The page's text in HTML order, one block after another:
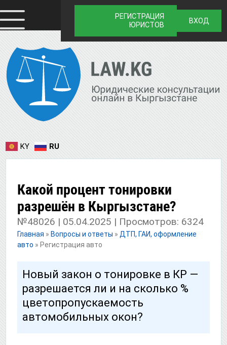
РЕГИСТРАЦИЯ
ЮРИСТОВ
ВХОД
KY RU
Какой процент тонировки
разрешён в Кыргызстане?
№48026 | 05.04.2025 | Просмотров: 6324
Главная » Вопросы и ответы » ДТП, ГАИ, оформление
авто » Регистрация авто
Новый закон о тонировке в КР —
разрешается ли и на сколько %
цветопропускаемость
автомобильных окон?